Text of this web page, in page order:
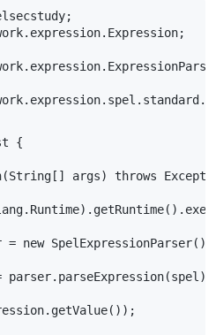
;
. expression. Expression;
. expression.
. expression. spel . standard .
{
(String [] args) throws
= new SpelExpressionParser();
parser. parseExpression(spel );
. getValue());